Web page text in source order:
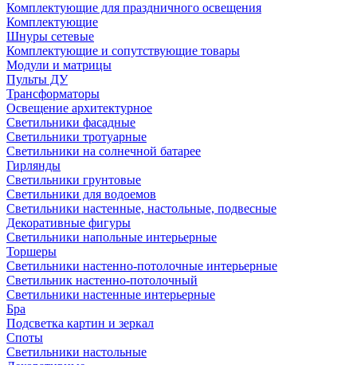
Комплектующие для праздничного освещения
Комплектующие
Шнуры сетевые
Комплектующие и сопутствующие товары
Модули и матрицы
Пульты ДУ
Трансформаторы
Освещение архитектурное
Светильники фасадные
Светильники тротуарные
Светильники на солнечной батарее
Гирлянды
Светильники грунтовые
Светильники для водоемов
Светильники настенные, настольные, подвесные
Декоративные фигуры
Светильники напольные интерьерные
Торшеры
Светильники настенно-потолочные интерьерные
Светильник настенно-потолочный
Светильники настенные интерьерные
Бра
Подсветка картин и зеркал
Споты
Светильники настольные